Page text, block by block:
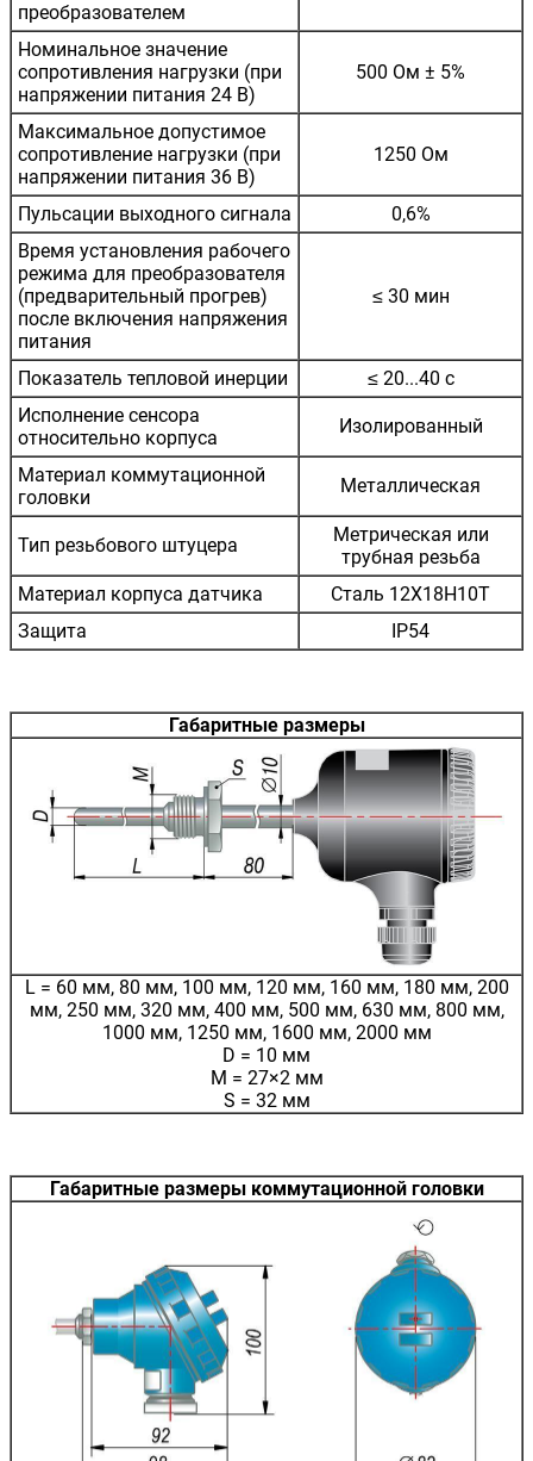
преобразователем
Номинальное значение
сопротивления нагрузки (при
напряжении питания 24 В)
500 Ом ± 5%
Максимальное допустимое
сопротивление нагрузки (при
напряжении питания 36 В)
1250 Ом
Пульсации выходного сигнала
0,6%
Время установления рабочего
режима для преобразователя
(предварительный прогрев)
после включения напряжения
питания
≤ 30 мин
Показатель тепловой инерции
≤ 20...40 с
Исполнение сенсора
относительно корпуса
Изолированный
Материал коммутационной
головки
Металлическая
Тип резьбового штуцера
Метрическая или
трубная резьба
Материал корпуса датчика
Сталь 12Х18Н10Т
Защита
IP54
Габаритные размеры
L = 60 мм, 80 мм, 100 мм, 120 мм, 160 мм, 180 мм, 200
мм, 250 мм, 320 мм, 400 мм, 500 мм, 630 мм, 800 мм,
1000 мм, 1250 мм, 1600 мм, 2000 мм
D = 10 мм
M = 27×2 мм
S = 32 мм
Габаритные размеры коммутационной головки